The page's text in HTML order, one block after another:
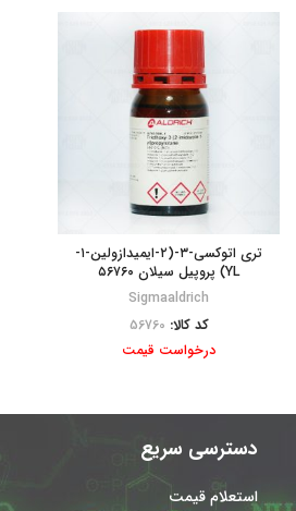
تری اتوکسی-۳-(۲-ایمیدازولین-۱-
YL) پروپیل سیلان ۵۶۷۶۰
Sigmaaldrich
کد کالا: 56760
درخواست قیمت
دسترسی سریع
استعلام قیمت